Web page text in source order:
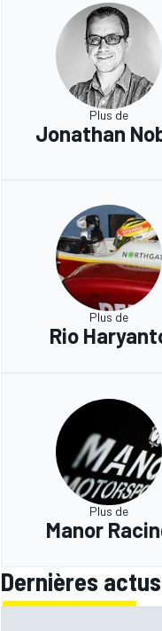
Plus de
Jonathan
Plus de
Rio
Plus de
Manor
Dernières actus